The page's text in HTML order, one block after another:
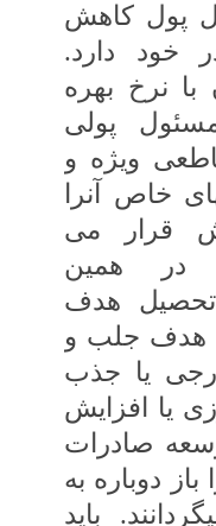
پول کاهش
خود دارد.
با نرخ‏ بهره
پولی
ویژه و
خاص آنرا
قرار می
در همین
هدف
هدف جلب و
یا جذب‏
یا افزایش
صادرات
دوباره به
باید